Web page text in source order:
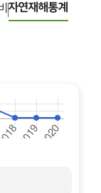
자연재해통계